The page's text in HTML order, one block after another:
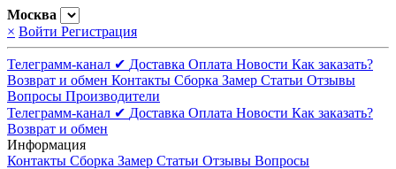
Москва
× Войти Регистрация
Телеграмм-канал ✔ Доставка Оплата Новости Как заказать?
Возврат и обмен Контакты Сборка Замер Статьи Отзывы
Вопросы Производители
Телеграмм-канал ✔ Доставка Оплата Новости Как заказать?
Возврат и обмен
Информация
Контакты Сборка Замер Статьи Отзывы Вопросы